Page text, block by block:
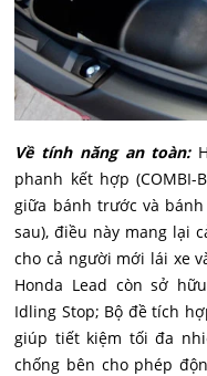
Về tính năng an toàn:
phanh kết hợp (COMBI-
giữa bánh trước và
sau), điều này mang lại
cho cả người mới lái xe
Honda Lead còn sở
Idling Stop; Bộ đề tích
giúp tiết kiệm tối đa
chống bên cho phép